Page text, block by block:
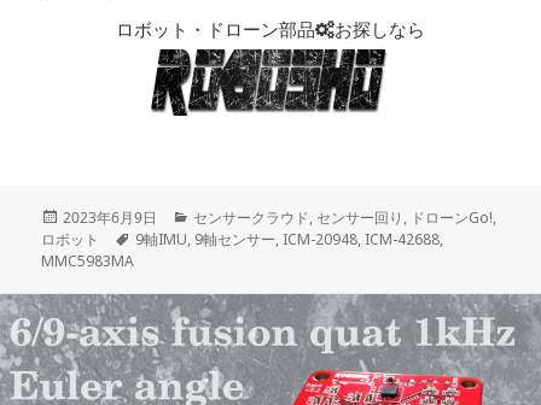
ロボット・ドローン部品 お探しなら
投
稿
日:
2023年6月9日
カ
テ
ー
センサークラウド, センサー回り , ドローンGo!,
ロボット
タ
9軸IMU, 9軸センサー, ICM-20948, ICM-42688,
MMC5983MA